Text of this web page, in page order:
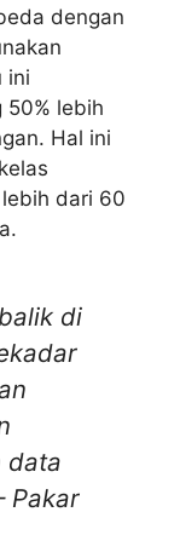
dengan
ini
50% lebih
Hal ini
dari 60
di
data
Pakar